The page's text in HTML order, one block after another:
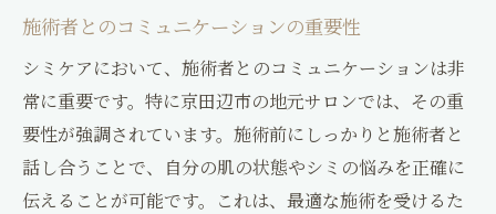
施術者とのコミュニケーションの重要性
シミケアにおいて、施術者とのコミュニケーションは非
常に重要です。特に京田辺市の地元サロンでは、その重
要性が強調されています。施術前にしっかりと施術者と
話し合うことで、自分の肌の状態やシミの悩みを正確に
伝えることが可能です。これは、最適な施術を受けるた